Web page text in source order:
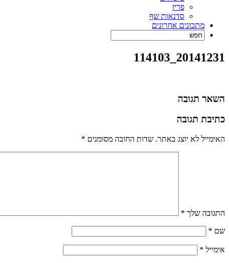
פריז
סדנאות שף
מתכונים אחרונים
20141231_114103
השאר תגובה
כתיבת תגובה
האימייל לא יוצג באתר. שדות החובה מסומנים *
התגובה שלך *
שם *
אימייל *